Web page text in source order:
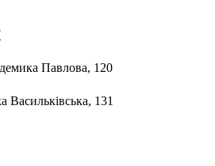
Павлова, 120
Васильківська, 131